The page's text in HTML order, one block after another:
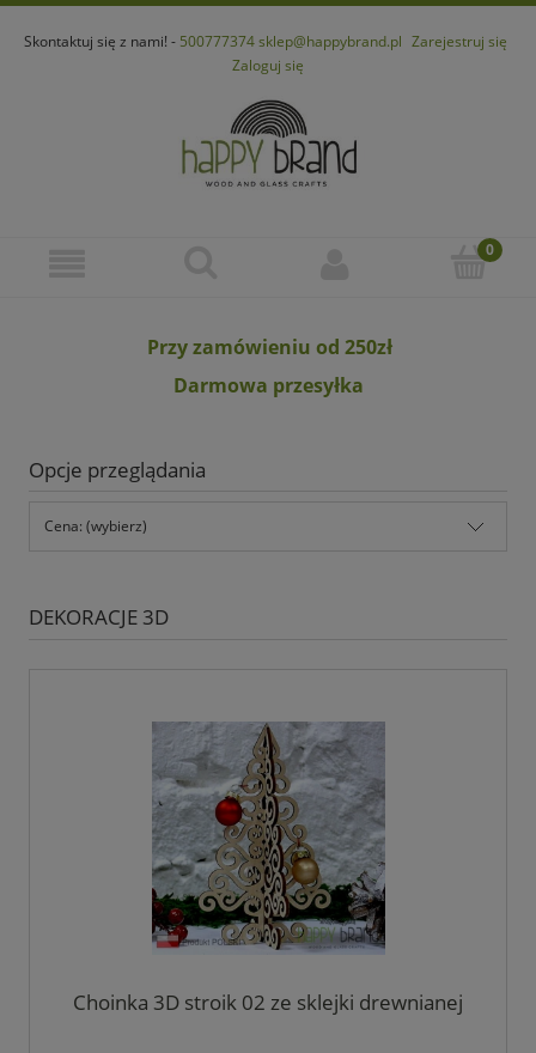
Skontaktuj się z nami! - 500777374 sklep@happybrand.pl Zarejestruj się
Zaloguj się
Przy zamówieniu od 250zł
Darmowa przesyłka
Opcje przeglądania
Cena: (wybierz)
DEKORACJE 3D
Choinka 3D stroik 02 ze sklejki drewnianej